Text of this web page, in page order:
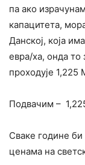
па ако
капацитета,
Данској, која
евра/ха, онда
проходује
Подвачим –
Сваке године
ценама на